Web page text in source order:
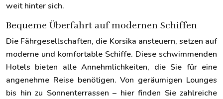
weit hinter sich.
Bequeme Überfahrt auf modernen Schiffen
Die Fährgesellschaften, die Korsika ansteuern, setzen auf
moderne und komfortable Schiffe. Diese schwimmenden
Hotels bieten alle Annehmlichkeiten, die Sie für eine
angenehme Reise benötigen. Von geräumigen Lounges
bis hin zu Sonnenterrassen – hier finden Sie zahlreiche